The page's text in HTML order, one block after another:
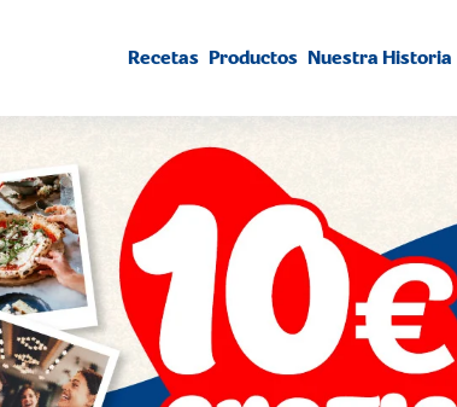
Recetas Productos Nuestra Historia